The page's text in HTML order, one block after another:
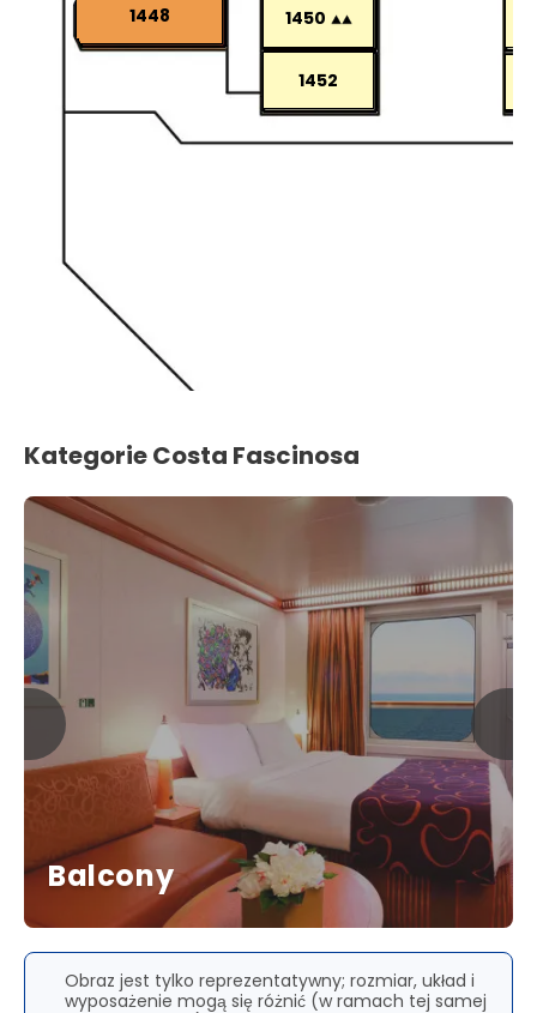
1448 1450
1452
Kategorie Costa Fascinosa
Balcony
Obraz jest tylko reprezentatywny; rozmiar, układ i
wyposażenie mogą się różnić (w ramach tej samej